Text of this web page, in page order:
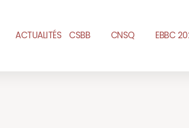
ACTUALITÉS CSBB CNSQ EBBC